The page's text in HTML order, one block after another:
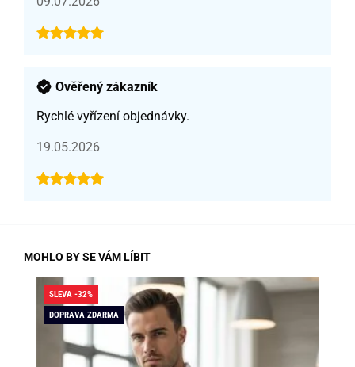
Ověřený zákazník
Rychlé vyřízení objednávky.
19.05.2026
MOHLO BY SE VÁM LÍBIT
SLEVA -32%
DOPRAVA ZDARMA